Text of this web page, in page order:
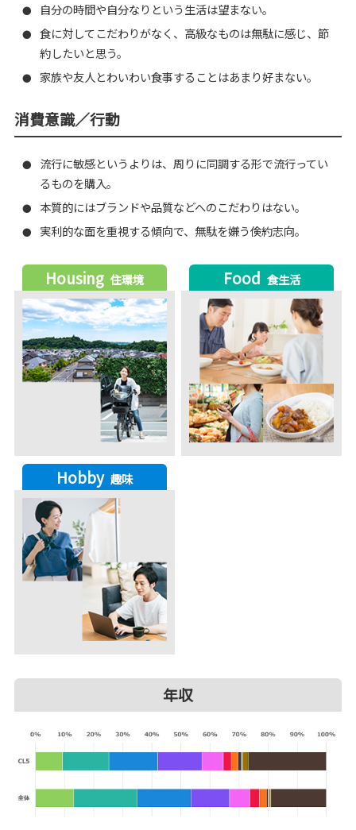
● 自分の時間や自分なりという生活は望まない。
●
食に対してこだわりがなく、高級なものは無駄に感じ、節
約したいと思う。
● 家族や友人とわいわい食事することはあまり好まない。
消費意識／行動
●
流行に敏感というよりは、周りに同調する形で流行ってい
るものを購入。
● 本質的にはブランドや品質などへのこだわりはない。
● 実利的な面を重視する傾向で、無駄を嫌う倹約志向。
Housing 住環境 Food 食生活
Hobby 趣味
年収